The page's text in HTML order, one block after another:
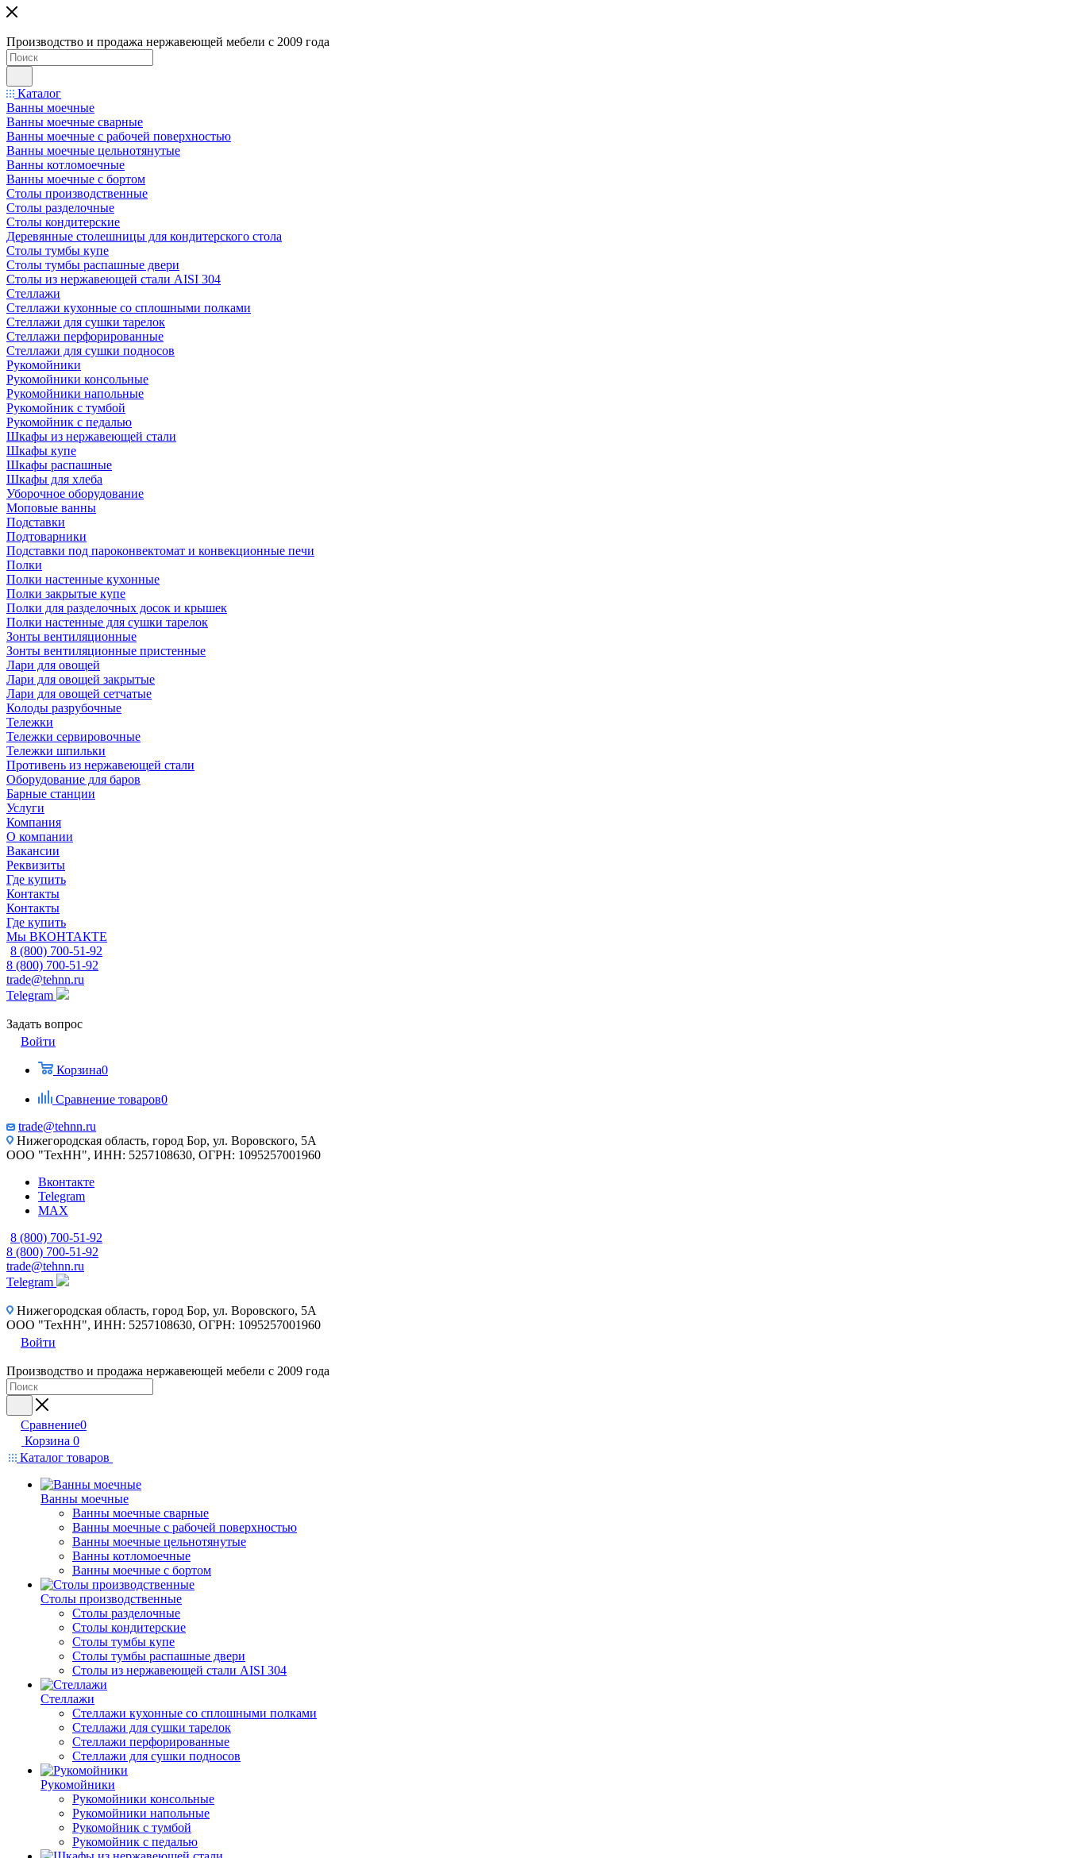
Производство и продажа нержавеющей мебели с 2009 года
Каталог
Ванны моечные
Ванны моечные сварные
Ванны моечные с рабочей поверхностью
Ванны моечные цельнотянутые
Ванны котломоечные
Ванны моечные с бортом
Столы производственные
Столы разделочные
Столы кондитерские
Деревянные столешницы для кондитерского стола
Столы тумбы купе
Столы тумбы распашные двери
Столы из нержавеющей стали AISI 304
Стеллажи
Стеллажи кухонные со сплошными полками
Стеллажи для сушки тарелок
Стеллажи перфорированные
Стеллажи для сушки подносов
Рукомойники
Рукомойники консольные
Рукомойники напольные
Рукомойник с тумбой
Рукомойник с педалью
Шкафы из нержавеющей стали
Шкафы купе
Шкафы распашные
Шкафы для хлеба
Уборочное оборудование
Моповые ванны
Подставки
Подтоварники
Подставки под пароконвектомат и конвекционные печи
Полки
Полки настенные кухонные
Полки закрытые купе
Полки для разделочных досок и крышек
Полки настенные для сушки тарелок
Зонты вентиляционные
Зонты вентиляционные пристенные
Лари для овощей
Лари для овощей закрытые
Лари для овощей сетчатые
Колоды разрубочные
Тележки
Тележки сервировочные
Тележки шпильки
Противень из нержавеющей стали
Оборудование для баров
Барные станции
Услуги
Компания
О компании
Вакансии
Реквизиты
Где купить
Контакты
Контакты
Где купить
Мы ВКОНТАКТЕ
8 (800) 700-51-92
8 (800) 700-51-92
trade@tehnn.ru
Telegram
Задать вопрос
Войти
Корзина0
Сравнение товаров0
trade@tehnn.ru
Нижегородская область, город Бор, ул. Воровского, 5А
ООО "ТехНН", ИНН: 5257108630, ОГРН: 1095257001960
Вконтакте
Telegram
MAX
8 (800) 700-51-92
8 (800) 700-51-92
trade@tehnn.ru
Telegram
Нижегородская область, город Бор, ул. Воровского, 5А
ООО "ТехНН", ИНН: 5257108630, ОГРН: 1095257001960
Войти
Производство и продажа нержавеющей мебели с 2009 года
Сравнение0
Корзина 0
Каталог товаров
Ванны моечные
Ванны моечные сварные
Ванны моечные с рабочей поверхностью
Ванны моечные цельнотянутые
Ванны котломоечные
Ванны моечные с бортом
Столы производственные
Столы разделочные
Столы кондитерские
Столы тумбы купе
Столы тумбы распашные двери
Столы из нержавеющей стали AISI 304
Стеллажи
Стеллажи кухонные со сплошными полками
Стеллажи для сушки тарелок
Стеллажи перфорированные
Стеллажи для сушки подносов
Рукомойники
Рукомойники консольные
Рукомойники напольные
Рукомойник с тумбой
Рукомойник с педалью